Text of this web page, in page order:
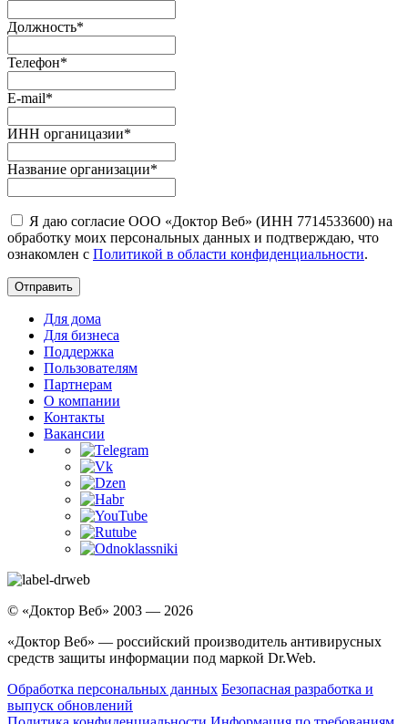
Должность*
Телефон*
E-mail*
ИНН органицазии*
Название организации*
Я даю согласие ООО «Доктор Веб» (ИНН 7714533600) на
обработку моих персональных данных и подтверждаю, что
ознакомлен с Политикой в области конфиденциальности.
Отправить
Для дома
Для бизнеса
Поддержка
Пользователям
Партнерам
О компании
Контакты
Вакансии
© «Доктор Веб» 2003 — 2026
«Доктор Веб» — российский производитель антивирусных
средств защиты информации под маркой Dr.Web.
Обработка персональных данных Безопасная разработка и
выпуск обновлений